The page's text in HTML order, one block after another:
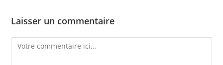
Laisser un commentaire